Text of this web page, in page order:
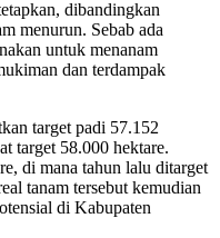
dibandingkan
menurun. Sebab ada
untuk menanam
dan terdampak
target padi 57.152
target 58.000 hektare.
di mana tahun lalu ditarget
tanam tersebut kemudian
di Kabupaten